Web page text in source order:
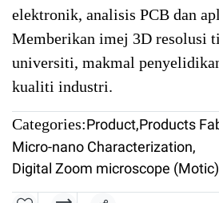
elektronik, analisis PCB dan
Memberikan imej 3D resolusi
universiti, makmal
kualiti industri.
Categories:Product,Products
Micro-nano Characterization,
Digital Zoom microscope (Motic)